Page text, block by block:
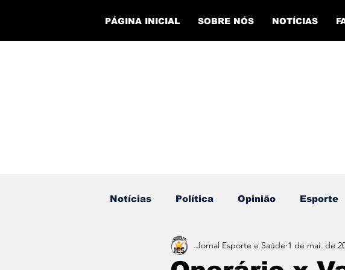
PÁGINA INICIAL SOBRE NÓS NOTÍCIAS
Notícias Política Opinião Esporte
Eventos Cursos Evento Esportivo
Jornal Esporte e Saúde 1 de mai. de